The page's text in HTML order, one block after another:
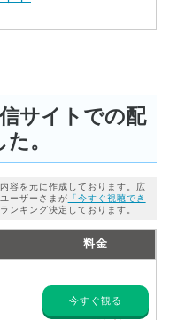
サイトでの配
。
容を元に作成しております。広
ーザーさまが 「今すぐ視聴でき
ンキング決定しております。
料金
今すぐ観る